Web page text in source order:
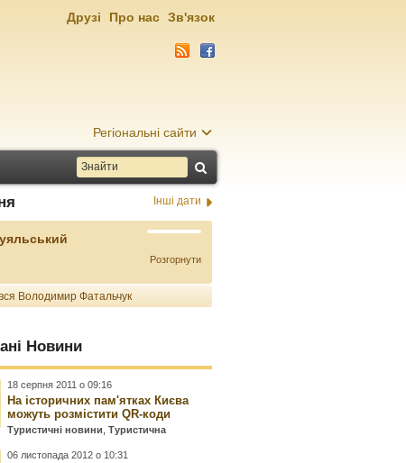
Регіональні сайти
Друзі Про нас Зв'язок
Інші дати
Розгорнути
Володимир Фатальчук
Новини
18 серпня 2011 о 09:16
На історичних пам'ятках Києва
можуть розмістити QR-коди
Туристичні новини ,Туристична
06 листопада 2012 о 10:31